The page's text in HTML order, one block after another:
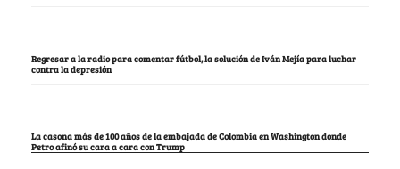
Regresar a la radio para comentar fútbol, la solución de Iván Mejía para luchar
contra la depresión
La casona más de 100 años de la embajada de Colombia en Washington donde
Petro afinó su cara a cara con Trump